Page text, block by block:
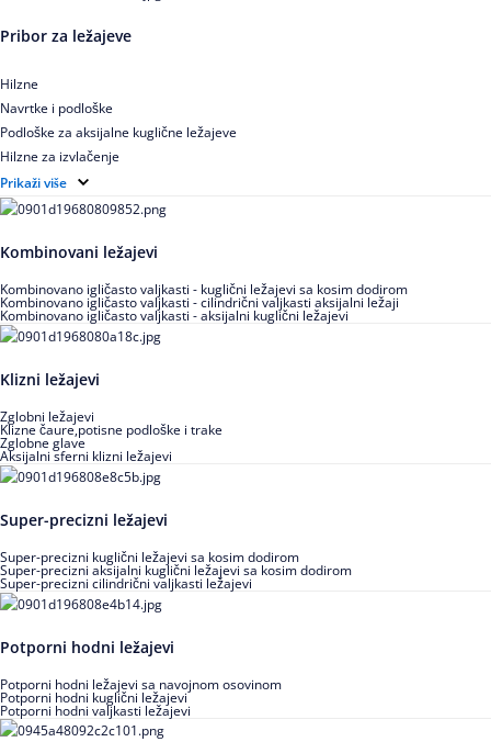
Pribor za ležajeve
Hilzne
Navrtke i podloške
Podloške za aksijalne kuglične ležajeve
Hilzne za izvlačenje
Ugaoni prstenovi za cilindrično valjkaste ležajeve
Prikaži više
Kombinovani ležajevi
Kombinovano igličasto valjkasti - kuglični ležajevi sa kosim dodirom
Kombinovano igličasto valjkasti - cilindrični valjkasti aksijalni ležaji
Kombinovano igličasto valjkasti - aksijalni kuglični ležajevi
Klizni ležajevi
Zglobni ležajevi
Klizne čaure,potisne podloške i trake
Zglobne glave
Aksijalni sferni klizni ležajevi
Super-precizni ležajevi
Super-precizni kuglični ležajevi sa kosim dodirom
Super-precizni aksijalni kuglični ležajevi sa kosim dodirom
Super-precizni cilindrični valjkasti ležajevi
Potporni hodni ležajevi
Potporni hodni ležajevi sa navojnom osovinom
Potporni hodni kuglični ležajevi
Potporni hodni valjkasti ležajevi